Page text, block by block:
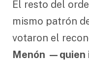
El resto del
mismo patrón
votaron el
Menón —quien